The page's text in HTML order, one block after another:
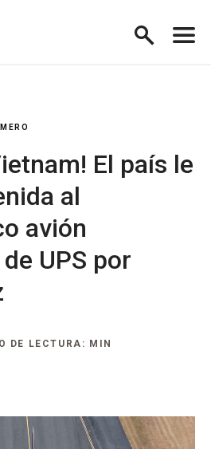
El país le
al
avión
UPS por
DE LECTURA: MIN